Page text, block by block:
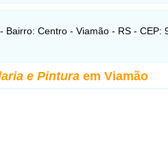
Bairro: Centro - Viamão - RS - CEP:
e Pintura em Viamão